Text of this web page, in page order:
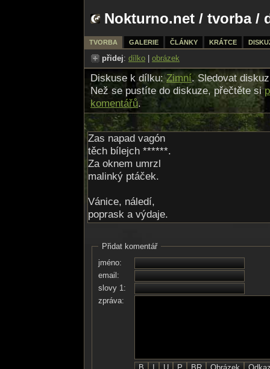
Nokturno.net / tvorba/
TVORBA GALERIE ČLÁNKY KRÁTCE
přidej: dílko obrázek
Diskuse k dílku:Zimní. Sledovat
Než se pustíte do diskuze, přečtěte si
komentářů.
Zas napad vagón
těch bílejch ******.
Za oknem umrzl
malinký ptáček.
Vánice, náledí,
poprask a výdaje.
Advent se připlazí,
Na všechny došlo už,
maj chřipku a rýmu.
Já nesnáším Vánoce
a nemám rád zimu!
Přidat komentář
jméno:
email:
slovy 1:
zpráva: